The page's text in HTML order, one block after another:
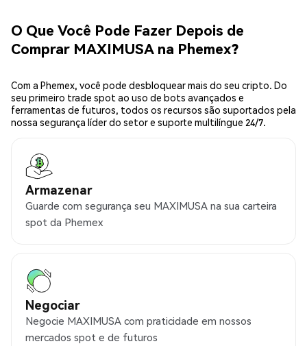
O Que Você Pode Fazer Depois de
Comprar MAXIMUSA na Phemex?
Com a Phemex, você pode desbloquear mais do seu cripto. Do
seu primeiro trade spot ao uso de bots avançados e
ferramentas de futuros, todos os recursos são suportados pela
nossa segurança líder do setor e suporte multilíngue 24/7.
Armazenar
Guarde com segurança seu MAXIMUSA na sua carteira
spot da Phemex
Negociar
Negocie MAXIMUSA com praticidade em nossos
mercados spot e de futuros